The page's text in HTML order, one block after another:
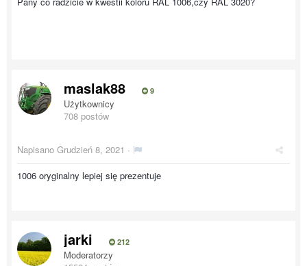
maslak88 9
Użytkownicy
708 postów
Napisano Grudzień 8, 2021 ·
1006 oryginalny lepiej się prezentuje
jarki 212
Moderatorzy